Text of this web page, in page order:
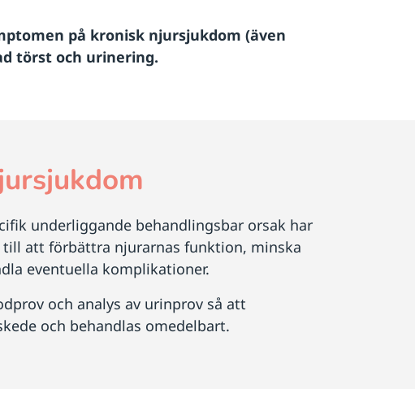
på kronisk njursjukdom (även
törst och urinering.
underliggande behandlingsbar orsak har
att förbättra njurarnas funktion, minska
eventuella komplikationer.
och analys av urinprov så att
och behandlas omedelbart.